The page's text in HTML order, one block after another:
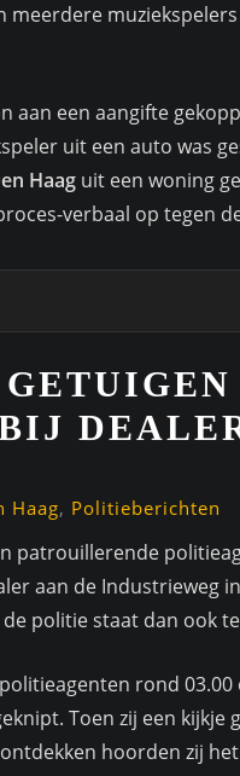
aan een aangifte
uit een auto was
Haag uit een woning
verbaal op tegen
Haag, Politieberichten
patrouillerende
aan de Industrieweg
politie staat dan ook
rond 03.00
Toen zij een kijkje
hoorden zij